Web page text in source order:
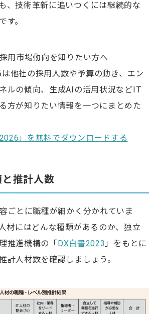
、技術革新に追いつくには継続的な
す。
用市場動向を知りたい方へ
他社の採用人数や予算の動き、エン
ルの傾向、生成AIの活用状況などIT
方が知りたい情報を一つにまとめた
」を無料でダウンロードする
推計人数
ごとに職種が細かく分かれていま
材にはどんな種類があるのか、独立
推進機構の「DX白書2023 」をもとに
計人材数を確認しましょう。